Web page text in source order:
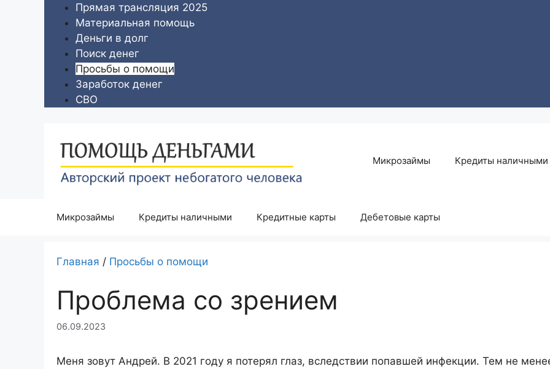
содержимому
Прямая трансляция 2025
Материальная помощь
Деньги в долг
Поиск денег
Просьбы о помощи
Заработок денег
СВО
Микрозаймы Кредиты наличными
Микрозаймы Кредиты наличными Кредитные карты Дебетовые карты
Главная / Просьбы о помощи
Проблема со зрением
06.09.2023
Меня зовут Андрей. В 2021 году я потерял глаз, вследствии попавшей инфекции. Тем не